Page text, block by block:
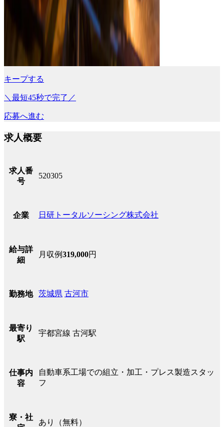
キープする
＼最短45秒で完了／
応募へ進む
求人概要
求人番
号
520305
企業 日研トータルソーシング株式会社
給与詳
細
月収例319,000円
勤務地 茨城県 古河市
最寄り
駅
宇都宮線 古河駅
仕事内
容
自動車系工場での組立・加工・プレス製造スタッ
フ
寮・社
あり（無料）